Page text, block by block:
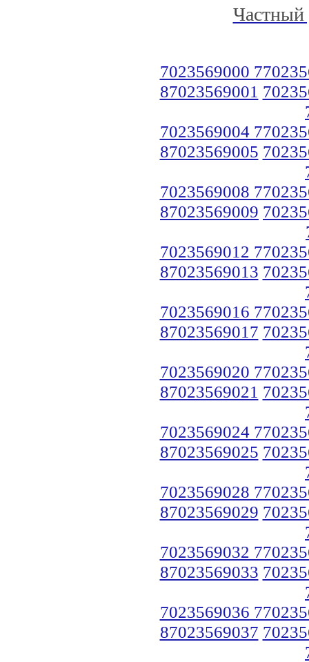
Частный
7023569000
87023569001
7023569004
87023569005
7023569008
87023569009
7023569012
87023569013
7023569016
87023569017
7023569020
87023569021
7023569024
87023569025
7023569028
87023569029
7023569032
87023569033
7023569036
87023569037